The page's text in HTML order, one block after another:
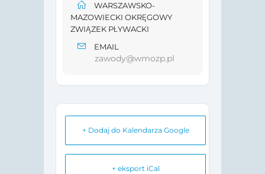
WARSZAWSKO-
MAZOWIECKI OKRĘGOWY
ZWIĄZEK PŁYWACKI
EMAIL
zawody@wmozp.pl
+ Dodaj do Kalendarza Google
+ eksport iCal